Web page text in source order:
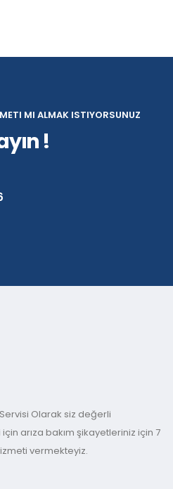
MI ALMAK ISTIYORSUNUZ
!
Servisi Olarak siz değerli
arıza bakım şikayetleriniz için 7
vermekteyiz.